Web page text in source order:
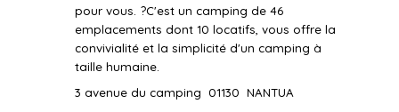
pour vous. ?C'est un camping de 46
emplacements dont 10 locatifs, vous offre la
convivialité et la simplicité d'un camping à
taille humaine.
3 avenue du camping 01130 NANTUA